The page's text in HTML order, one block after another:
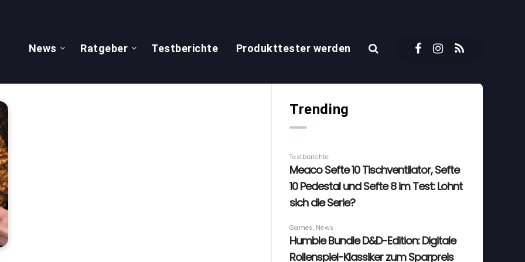
News Ratgeber Testberichte Produkttester werden
Trending